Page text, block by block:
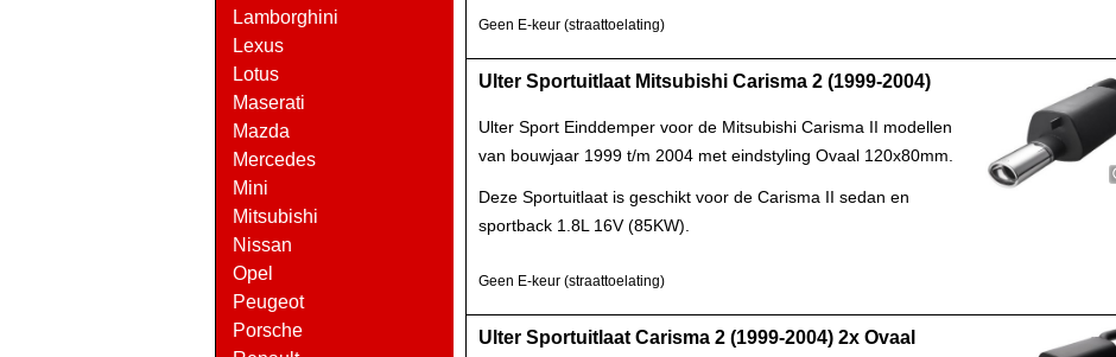
Lamborghini
Lexus
Lotus
Maserati
Mazda
Mercedes
Mini
Mitsubishi
Nissan
Opel
Peugeot
Porsche
Geen E-keur (straattoelating)
Ulter Sportuitlaat Mitsubishi Carisma 2 (1999-2004)
Ulter Sport Einddemper voor de Mitsubishi Carisma II modellen
van bouwjaar 1999 t/m 2004 met eindstyling Ovaal 120x80mm.
Deze Sportuitlaat is geschikt voor de Carisma II sedan en
sportback 1.8L 16V (85KW).
Geen E-keur (straattoelating)
Ulter Sportuitlaat Carisma 2 (1999-2004) 2x Ovaal